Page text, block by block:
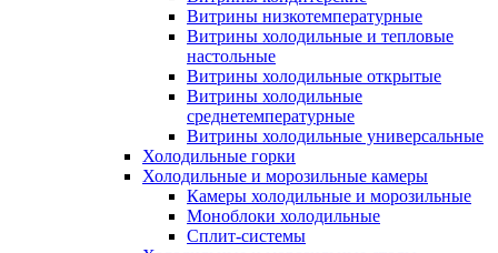
Витрины низкотемпературные
Витрины холодильные и тепловые
настольные
Витрины холодильные открытые
Витрины холодильные
среднетемпературные
Витрины холодильные универсальные
Холодильные горки
Холодильные и морозильные камеры
Камеры холодильные и морозильные
Моноблоки холодильные
Сплит-системы